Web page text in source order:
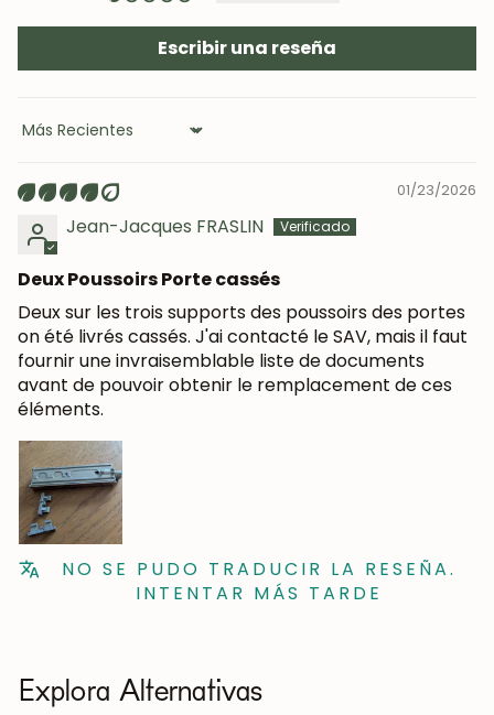
Escribir una reseña
Sort by
01/23/2026
Jean-Jacques FRASLIN
Deux Poussoirs Porte cassés
Deux sur les trois supports des poussoirs des portes
on été livrés cassés. J'ai contacté le SAV, mais il faut
fournir une invraisemblable liste de documents
avant de pouvoir obtenir le remplacement de ces
éléments.
NO SE PUDO TRADUCIR LA RESEÑA.
INTENTAR MÁS TARDE
Explora Alternativas
Suscríbete y consigue un 5% de descuento
en tu primera compra.